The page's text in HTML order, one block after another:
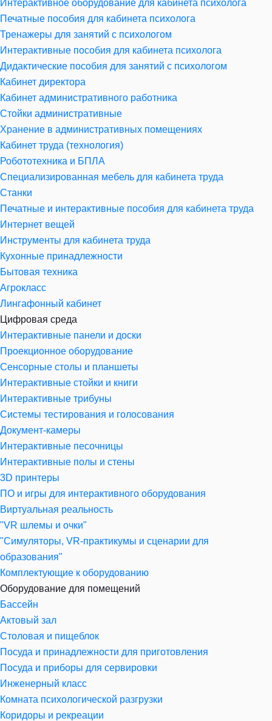
Интерактивное оборудование для кабинета психолога
Печатные пособия для кабинета психолога
Тренажеры для занятий с психологом
Интерактивные пособия для кабинета психолога
Дидактические пособия для занятий с психологом
Кабинет директора
Кабинет административного работника
Стойки административные
Хранение в административных помещениях
Кабинет труда (технология)
Робототехника и БПЛА
Специализированная мебель для кабинета труда
Станки
Печатные и интерактивные пособия для кабинета труда
Интернет вещей
Инструменты для кабинета труда
Кухонные принадлежности
Бытовая техника
Агрокласс
Лингафонный кабинет
Цифровая среда
Интерактивные панели и доски
Проекционное оборудование
Сенсорные столы и планшеты
Интерактивные стойки и книги
Интерактивные трибуны
Системы тестирования и голосования
Документ-камеры
Интерактивные песочницы
Интерактивные полы и стены
3D принтеры
ПО и игры для интерактивного оборудования
Виртуальная реальность
"VR шлемы и очки"
"Симуляторы, VR-практикумы и сценарии для
образования"
Комплектующие к оборудованию
Оборудование для помещений
Бассейн
Актовый зал
Столовая и пищеблок
Посуда и принадлежности для приготовления
Посуда и приборы для сервировки
Инженерный класс
Комната психологической разгрузки
Коридоры и рекреации